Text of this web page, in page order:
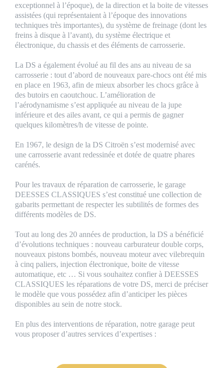
exceptionnel à l’époque), de la direction et la boite de vitesses
assistées (qui représentaient à l’époque des innovations
techniques très importantes), du système de freinage (dont les
freins à disque à l’avant), du système électrique et
électronique, du chassis et des éléments de carrosserie.
La DS a également évolué au fil des ans au niveau de sa
carrosserie : tout d’abord de nouveaux pare-chocs ont été mis
en place en 1963, afin de mieux absorber les chocs grâce à
des butoirs en caoutchouc. L’amélioration de
l’aérodynamisme s’est appliquée au niveau de la jupe
inférieure et des ailes avant, ce qui a permis de gagner
quelques kilomètres/h de vitesse de pointe.
En 1967, le design de la DS Citroën s’est modernisé avec
une carrosserie avant redessinée et dotée de quatre phares
carénés.
Pour les travaux de réparation de carrosserie, le garage
DEESSES CLASSIQUES s’est constitué une collection de
gabarits permettant de respecter les subtilités de formes des
différents modèles de DS.
Tout au long des 20 années de production, la DS a bénéficié
d’évolutions techniques : nouveau carburateur double corps,
nouveaux pistons bombés, nouveau moteur avec vilebrequin
à cinq paliers, injection électronique, boite de vitesse
automatique, etc … Si vous souhaitez confier à DEESSES
CLASSIQUES les réparations de votre DS, merci de préciser
le modèle que vous possédez afin d’anticiper les pièces
disponibles au sein de notre stock.
En plus des interventions de réparation, notre garage peut
vous proposer d’autres services d’expertises :